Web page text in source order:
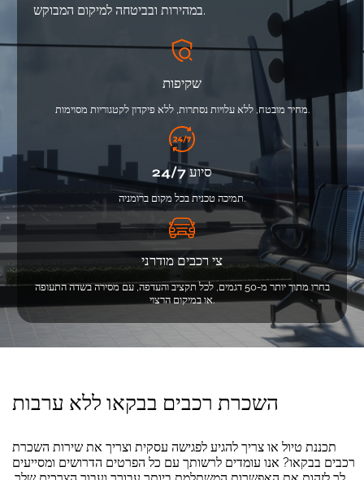
במהירות ובביטחה למיקום המבוקש.
שקיפות
מחיר מובטח, ללא עלויות נסתרות, ללא פיקדון לקטגוריות מסוימות.
סיוע 24/7
תמיכה טכנית בכל מקום ברומניה.
צי רכבים מודרני
בחרו מתוך יותר מ-50 דגמים, לכל תקציב והעדפה, עם מסירה בשדה התעופה
או במיקום הרצוי.
השכרת רכבים בבקאו ללא ערבות
תכננת טיול או צריך להגיע לפגישה עסקית וצריך את שירות השכרת
רכבים בבקאו? אנו עומדים לרשותך עם כל הפרטים הדרושים ומסייעים